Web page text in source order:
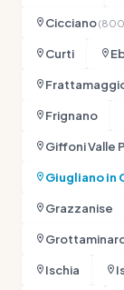
Cicciano
Curti
Frignano
Giffoni Valle
Giugliano in
Grazzanise
Ischia